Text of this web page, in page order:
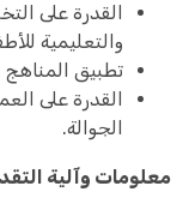
القدرة على
والتعليمية
تطبيق
القدرة على
الجوالة.
معلومات وآلية